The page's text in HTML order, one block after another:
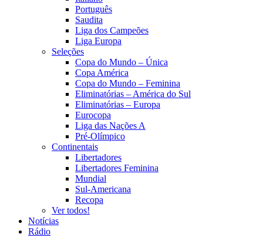
Português
Saudita
Liga dos Campeões
Liga Europa
Seleções
Copa do Mundo – Única
Copa América
Copa do Mundo – Feminina
Eliminatórias – América do Sul
Eliminatórias – Europa
Eurocopa
Liga das Nações A
Pré-Olímpico
Continentais
Libertadores
Libertadores Feminina
Mundial
Sul-Americana
Recopa
Ver todos!
Notícias
Rádio